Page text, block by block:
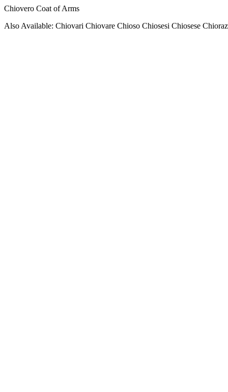
Chiovero Coat of Arms
Also Available: Chiovari Chiovare Chioso Chiosesi Chiosese